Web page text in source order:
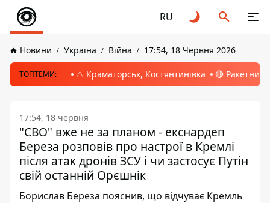
RU
Новини Україна Війна 17:54, 18 Червня 2026
ТОПТЕМИ: ⚠️ Краматорськ, Костянтинівка 🔴 Ракетний
17:54, 18 червня
"СВО" вже не за планом - екснардеп
Береза розповів про настрої в Кремлі
після атак дронів ЗСУ і чи застосує Путін
свій останній Орєшнік
Борислав Береза пояснив, що відчуває Кремль